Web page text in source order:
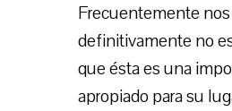
Frecuentemente
definitivamente no
que ésta es una
apropiado para su